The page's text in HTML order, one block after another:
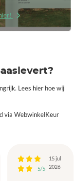
Lees hier hoe wij
via WebwinkelKeur
5/5
15 jul
2026